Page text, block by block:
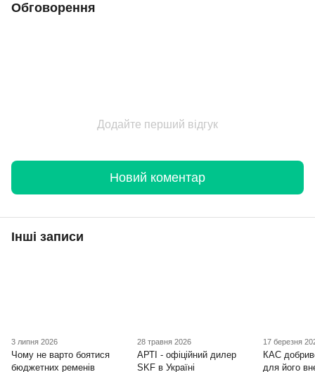
Обговорення
Додайте перший відгук
Новий коментар
Інші записи
3 липня 2026
Чому не варто боятися
бюджетних ременів
28 травня 2026
АРТІ - офіційний дилер
SKF в Україні
17 березня
КАС
для його